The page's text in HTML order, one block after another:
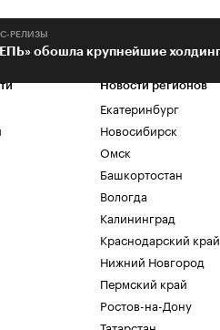
РЕЛИЗЫ
Новости регионов
Екатеринбург
Новосибирск
Омск
Башкортостан
Вологда
Калининград
Краснодарский край
Нижний Новгород
Пермский край
Ростов-на-Дону
Татарстан